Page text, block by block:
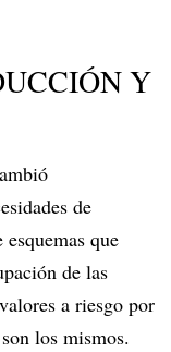
Y
de
que
de las
a riesgo por
los mismos.